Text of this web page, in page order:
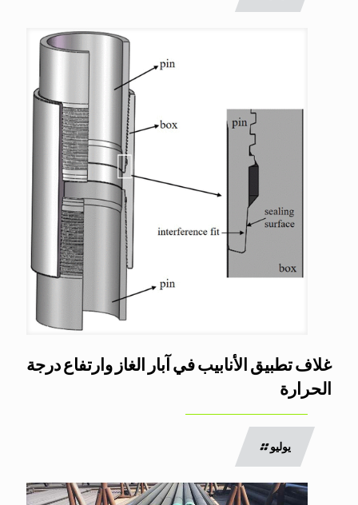
غلاف تطبيق الأنابيب في آبار الغاز وارتفاع درجة
الحرارة
يوليو